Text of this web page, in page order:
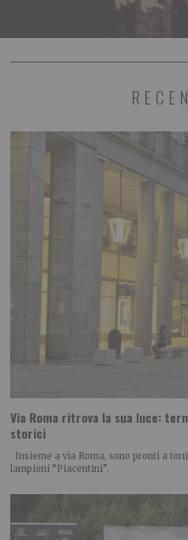
Via Roma ritrova la sua luce:
storici
Insieme a via Roma, sono pronti a
lampioni “Piacentini”.